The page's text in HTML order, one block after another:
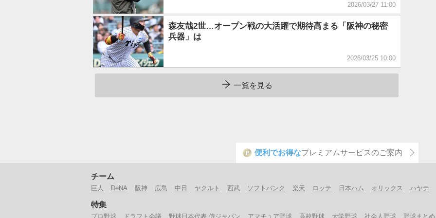
2026/03/27 11:00
森友哉2世…オープン戦の大活躍で期待高まる「阪神の秘密
兵器」は
2026/03/25 10:00
一覧を見る
P 便利でお得なプレミアムサービスのご案内
チーム
巨人 DeNA 阪神 広島 中日 ヤクルト 西武 ソフトバンク 楽天 ロッテ 日本ハム オリックス ハヤテ
特集
プロ野球 ドラフト会議 野球日本代表 侍ジャパン アマチュア野球 高校野球 大学野球 社会人野球 野球まとめ